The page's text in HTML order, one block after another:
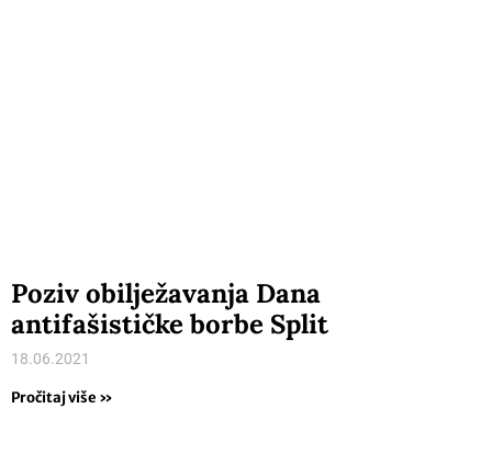
Poziv obilježavanja Dana
antifašističke borbe Split
18.06.2021
Pročitaj više »